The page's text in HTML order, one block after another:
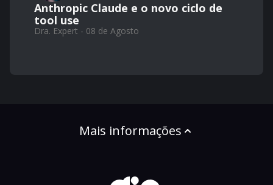
Anthropic Claude e o novo ciclo de
tool use
Dra. Expert - 08 de Agosto
Mais informações